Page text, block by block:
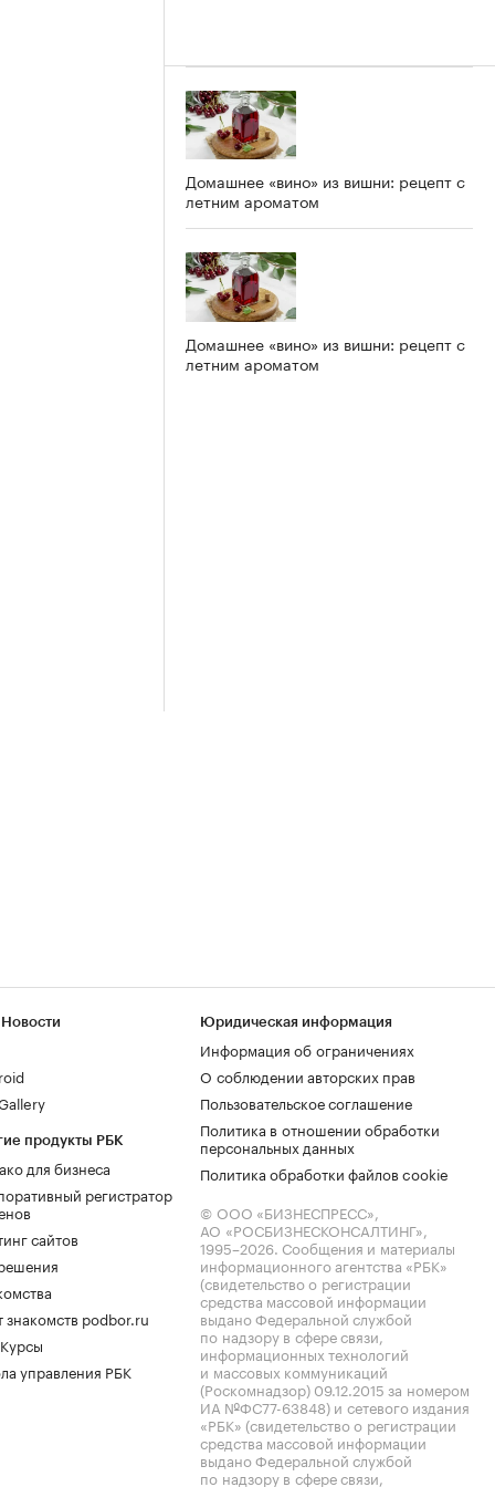
Домашнее «вино» из вишни: рецепт с
летним ароматом
Домашнее «вино» из вишни: рецепт с
летним ароматом
продукты РБК
для бизнеса
регистратор
сайтов
знакомств podbor.ru
управления РБК
Юридическая информация
Информация об ограничениях
О соблюдении авторских прав
Пользовательское соглашение
Политика в отношении обработки
персональных данных
Политика обработки файлов cookie
© ООО «БИЗНЕСПРЕСС»,
АО «РОСБИЗНЕСКОНСАЛТИНГ»,
1995–2026. Сообщения и материалы
информационного агентства «РБК»
(свидетельство о регистрации
средства массовой информации
выдано Федеральной службой
по надзору в сфере связи,
информационных технологий
и массовых коммуникаций
(Роскомнадзор) 09.12.2015 за номером
ИА №ФС77-63848) и сетевого издания
«РБК» (свидетельство о регистрации
средства массовой информации
выдано Федеральной службой
по надзору в сфере связи,